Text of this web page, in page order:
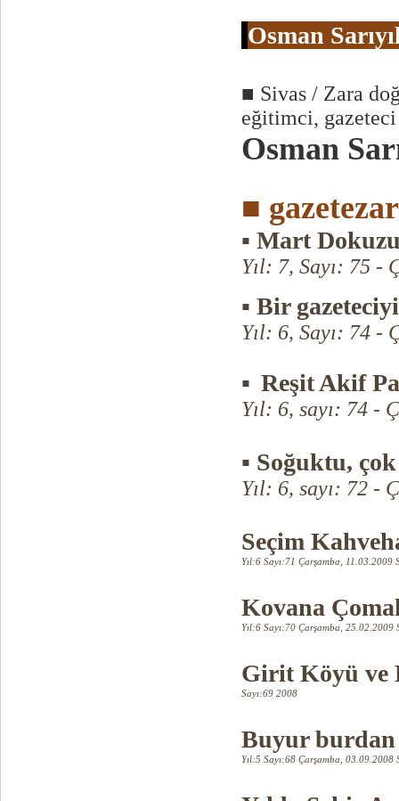
Osman
■ Sivas / Zara
eğitimci,
Osman
■
▪ Mart
Yıl: 7, Sayı: 75 -
▪ Bir
Yıl: 6, Sayı: 74 -
▪ Reşit Akif
Yıl: 6, sayı: 74 -
▪ Soğuktu,
Yıl: 6, sayı: 72 -
Seçim
Yıl:6 Sayı:71 Çarşamba, 11.03.2009
Kovana
Yıl:6 Sayı:70 Çarşamba, 25.02.2009
Girit Köyü ve
Sayı:69 2008
Buyur
Yıl:5 Sayı:68 Çarşamba, 03.09.2008